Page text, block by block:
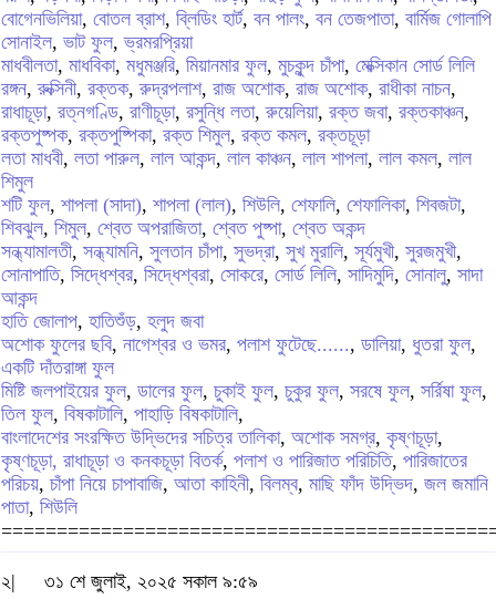
বোগেনভিলিয়া, বোতল ব্রাশ, ব্লিডিং হার্ট, বন পালং, বন তেজপাতা, বার্মিজ গোলাপি
সোনাইল, ভাট ফুল,ভ্রমরপ্রিয়া
মাধবীলতা, মাধবিকা, মধুমঞ্জরি, মিয়ানমার ফুল, মুচকুন্দ চাঁপা, মেক্সিকান সোর্ড লিলি
রঙ্গন,রুক্সিনী, রক্তক,রুদ্রপলাশ, রাজ অশোক, রাজ অশোক, রাধীকা নাচন,
রাধাচূড়া, রত্নগণ্ডি, রাণীচূড়া, রসুন্ধি লতা,রুয়েলিয়া, রক্ত জবা, রক্তকাঞ্চন,
রক্তপুষ্পক, রক্তপুষ্পিকা, রক্ত শিমুল, রক্ত কমল, রক্তচূড়া
লতা মাধবী, লতা পারুল, লাল আকন্দ, লাল কাঞ্চন, লাল শাপলা, লাল কমল, লাল
শিমুল
শটি ফুল, শাপলা (সাদা), শাপলা (লাল), শিউলি, শেফালি, শেফালিকা, শিবজটা,
শিবঝুল, শিমুল, শ্বেত অপরাজিতা, শ্বেত পুষ্পা, শ্বেত অকন্দ
সন্ধ্যামালতী, সন্ধ্যামনি, সুলতান চাঁপা, সুভদ্রা, সুখ মুরালি, সূর্যমুখী, সুরজমুখী,
সোনাপাতি, সিদ্ধেশ্বর, সিদ্ধেশ্বরা, সোকরে, সোর্ড লিলি, সাদিমুদি, সোনালু, সাদা
আকন্দ
হাতি জোলাপ, হাতিশুঁড়, হলুদ জবা
অশোক ফুলের ছবি, নাগেশ্বর ও ভমর, পলাশ ফুটেছে......, ডালিয়া, ধুতরা ফুল,
একটি দাঁতরাঙ্গা ফুল
মিষ্টি জলপাইয়ের ফুল, ডালের ফুল, চুকাই ফুল, চুকুর ফুল, সরষে ফুল, সর্রিষা ফুল,
তিল ফুল, বিষকাটালি, পাহাড়ি বিষকাটালি,
বাংলাদেশের সংরক্ষিত উদ্ভিদের সচিত্র তালিকা, অশোক সমগ্র, কৃষ্ণচূড়া,
কৃষ্ণচূড়া, রাধাচূড়া ও কনকচূড়া বিতর্ক, পলাশ ও পারিজাত পরিচিতি, পারিজাতের
পরিচয়, চাঁপা নিয়ে চাপাবাজি, আতা কাহিনী, বিলম্ব, মাছি ফাঁদ উদ্ভিদ, জল জমানি
পাতা, শিউলি
২|
৩১ শে জুলাই, ২০২৫ সকাল ৯:৫৯